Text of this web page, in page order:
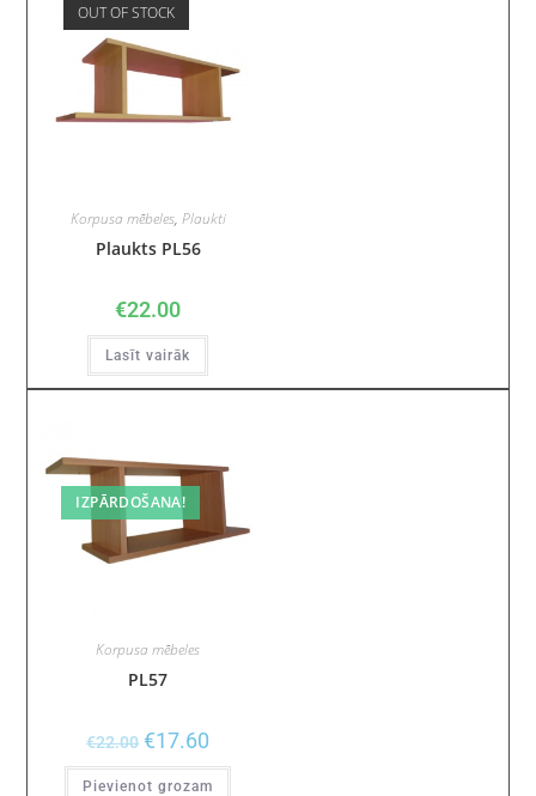
OUT OF STOCK
Korpusa mēbeles, Plaukti
Plaukts PL56
€22.00
Lasīt vairāk
IZPĀRDOŠANA!
Korpusa mēbeles
PL57
€22.00 €17.60
Pievienot grozam